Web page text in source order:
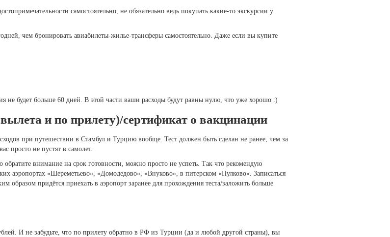
самостоятельно, не обязательно ведь покупать какие-то экскурсии у
чем бронировать авиабилеты-жилье-трансферы самостоятельно. Даже если вы купите
не будет больше 60 дней. В этой части ваши расходы будут равны нулю, что уже хорошо :)
и по прилету)/сертификат о вакцинации
при путешествии в Стамбул и Турцию вообще. Тест должен быть сделан не ранее, чем за
просто не пустят в самолет.
внимание на срок готовности, можно просто не успеть. Так что рекомендую
аэропортах «Шереметьево», «Домодедово», «Внуково», в питерском «Пулково». Записаться
образом придётся приехать в аэропорт заранее для прохождения теста/заложить больше
И не забудьте, что по прилету обратно в РФ из Турции (да и любой другой страны), вы